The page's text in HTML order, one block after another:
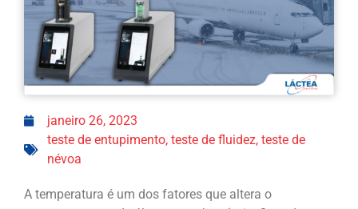
janeiro 26, 2023
teste de entupimento, teste de fluidez, teste de
névoa
A temperatura é um dos fatores que altera o